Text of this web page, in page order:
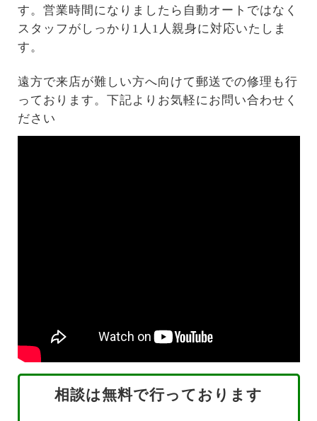
す。営業時間になりましたら自動オートではなく
スタッフがしっかり1人1人親身に対応いたしま
す。
遠方で来店が難しい方へ向けて郵送での修理も行
っております。下記よりお気軽にお問い合わせく
ださい
相談は無料で行っております